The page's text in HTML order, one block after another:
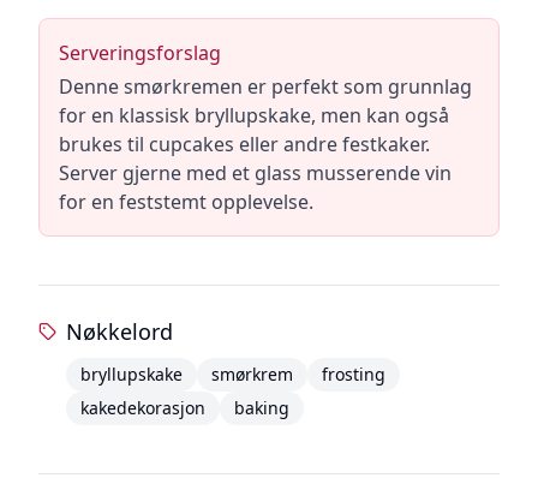
Serveringsforslag
Denne smørkremen er perfekt som grunnlag
for en klassisk bryllupskake, men kan også
brukes til cupcakes eller andre festkaker.
Server gjerne med et glass musserende vin
for en feststemt opplevelse.
Nøkkelord
bryllupskake smørkrem
frosting
kakedekorasjon
baking